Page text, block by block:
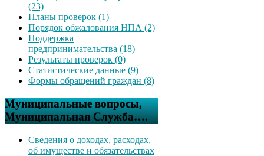
(23)
Планы проверок (1)
Порядок обжалования НПА (2)
Поддержка
предпринимательства (18)
Результаты проверок (0)
Статистические данные (9)
Формы обращений граждан (8)
Муниципальные вопросы,
Муниципальная Служба….
Сведения о доходах, расходах,
об имуществе и обязательствах